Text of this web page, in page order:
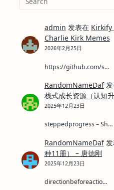
Search
admin 发表在 Kirkify
Charlie Kirk Memes
2026年2月25日
https://github.com/s…
RandomNameDaf发
栈式成长资源（认知
2025年12月23日
steppedprogress – Sh…
RandomNameDaf发
种11册） – 唐德刚
2025年12月23日
directionbeforeactio…